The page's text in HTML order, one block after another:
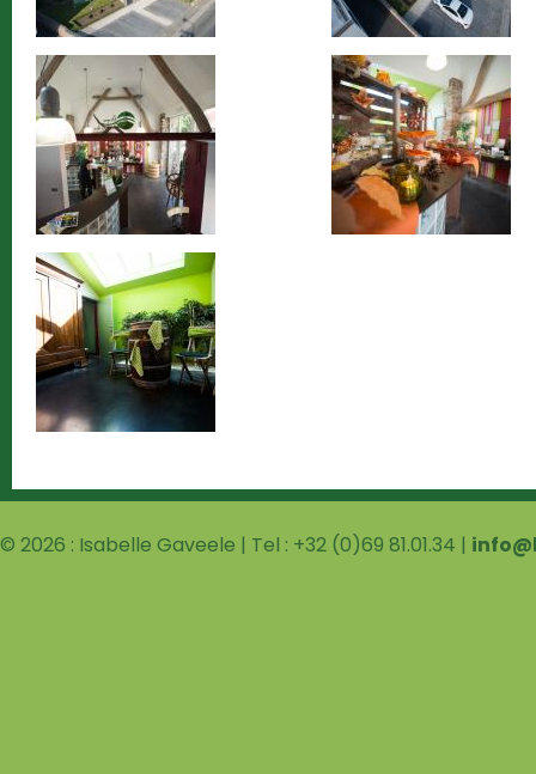
© 2026 : Isabelle Gaveele | Tel : +32 (0)69 81.01.34 |